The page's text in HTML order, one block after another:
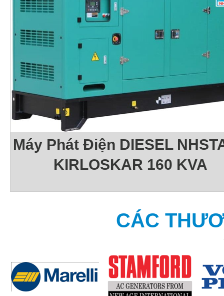
Máy Phát Điện DIESEL
KIRLOSKAR 160 KVA
CÁC